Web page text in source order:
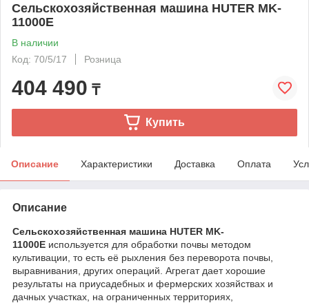
Сельскохозяйственная машина HUTER MK-
11000Е
В наличии
Код: 70/5/17
Розница
404 490 ₸
Купить
Описание Характеристики Доставка Оплата
Описание
Сельскохозяйственная машина HUTER MK-
11000Е используется для обработки почвы методом
культивации, то есть её рыхления без переворота почвы,
выравнивания, других операций. Агрегат дает хорошие
результаты на приусадебных и фермерских хозяйствах и
дачных участках, на ограниченных территориях,